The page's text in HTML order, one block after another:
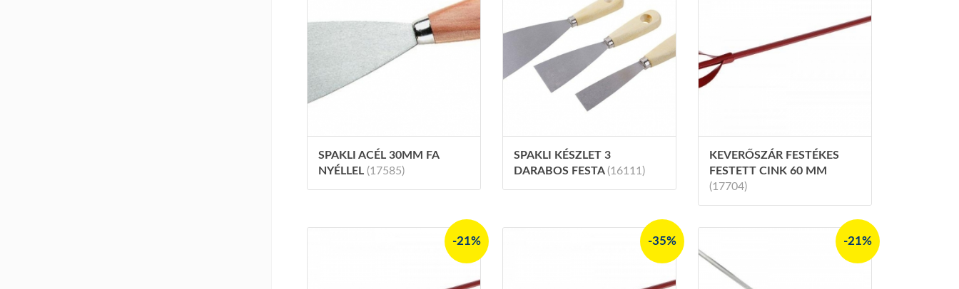
SPAKLI ACÉL 30MM FA
NYÉLLEL (17585)
SPAKLI KÉSZLET 3
DARABOS FESTA(16111)
KEVERŐSZÁR FESTÉKES
FESTETT CINK 60 MM
(17704)
-21% -35% -21%